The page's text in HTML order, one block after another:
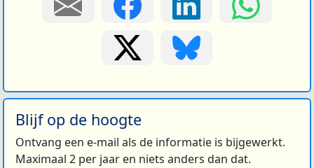
Blijf op de hoogte
Ontvang een e-mail als de informatie is bijgewerkt.
Maximaal 2 per jaar en niets anders dan dat.